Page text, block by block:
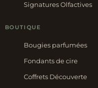
Signatures Olfactives
BOUTIQUE
Bougies parfumées
Fondants de cire
Coffrets Découverte